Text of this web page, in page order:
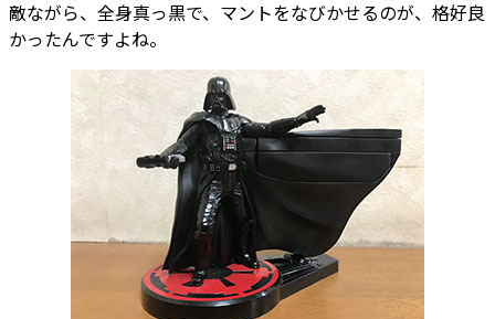
敵ながら、全身真っ黒で、マントをなびかせるのが、格好良
かったんですよね。